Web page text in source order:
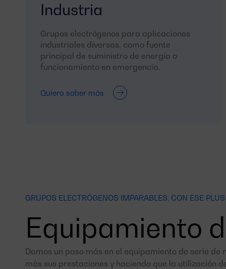
Industria
Grupos electrógenos para aplicaciones
industriales diversas, como fuente
principal de suministro de energía o
funcionamiento en emergencia.
Quiero saber más
GRUPOS ELECTRÓGENOS IMPARABLES, CON ESE
Equipamiento
Damos un paso más en el equipamiento de serie de
más sus prestaciones y haciendo que la utilización